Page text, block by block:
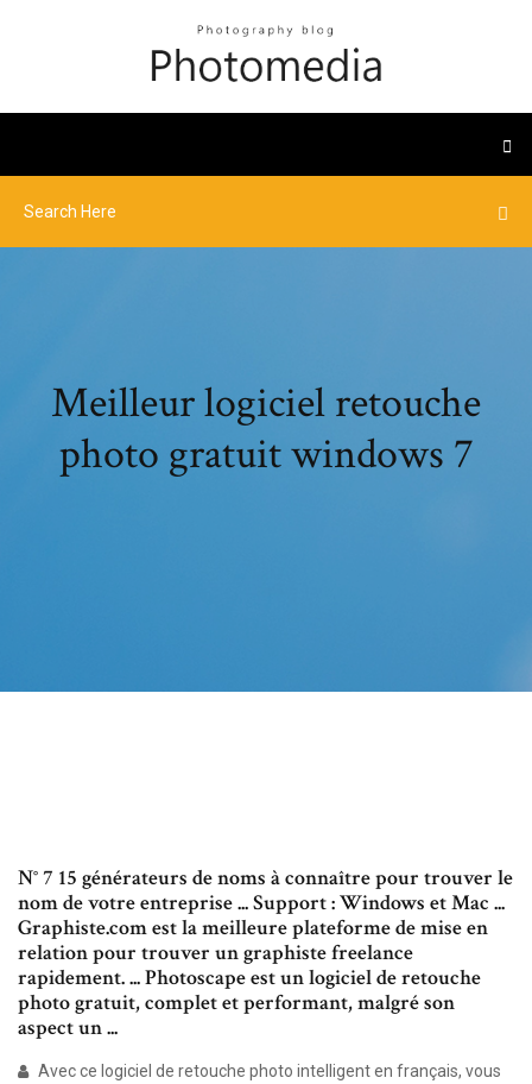
Meilleur logiciel retouche
photo gratuit windows 7
N° 7 15 générateurs de noms à connaître pour trouver le
nom de votre entreprise ... Support : Windows et Mac ...
Graphiste.com est la meilleure plateforme de mise en
relation pour trouver un graphiste freelance
rapidement. ... Photoscape est un logiciel de retouche
photo gratuit, complet et performant, malgré son
aspect un ...
Avec ce logiciel de retouche photo intelligent en français, vous